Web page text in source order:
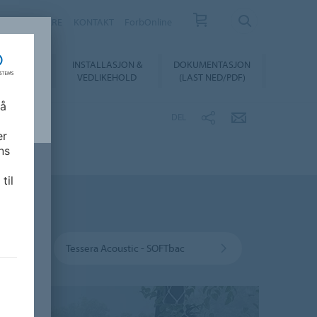
INSTALLASJON &
VEDLIKEHOLD
DOKUMENTASJON
(LAST NED/PDF)
Tessera Acoustic - SOFTbac
til